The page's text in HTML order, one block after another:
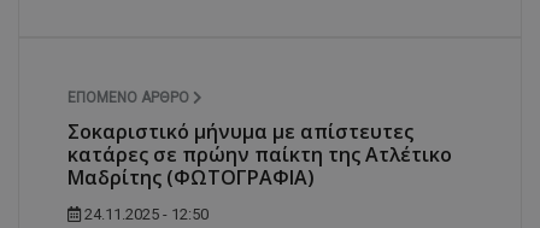
ΕΠΌΜΕΝΟ ΆΡΘΡΟ
Σοκαριστικό μήνυμα με απίστευτες
κατάρες σε πρώην παίκτη της Ατλέτικο
Μαδρίτης (ΦΩΤΟΓΡΑΦΙΑ)
24.11.2025 - 12:50